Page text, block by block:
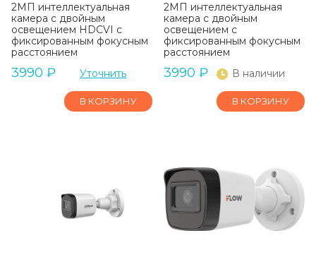
2МП интеллектуальная
камера с двойным
освещением HDCVI с
фиксированным фокусным
расстоянием
3990 ₽ Уточнить
В КОРЗИНУ
2МП интеллектуальная
камера с двойным
освещением с
фиксированным фокусным
расстоянием
3990 ₽ В наличии
В КОРЗИНУ